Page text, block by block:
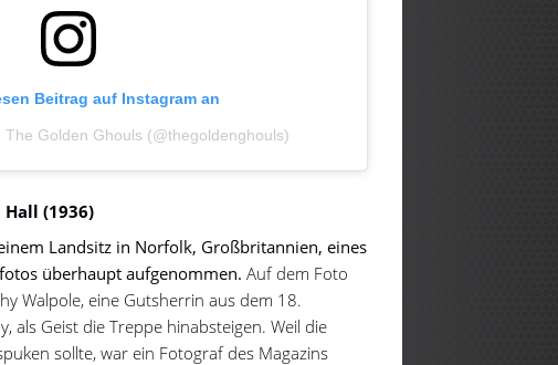
Beitrag auf Instagram an
The Golden Ghouls (@thegoldenghouls)
(1936)
Landsitz in Norfolk, Großbritannien, eines
überhaupt aufgenommen.Auf dem Foto
Walpole, eine Gutsherrin aus dem 18.
als Geist die Treppe hinabsteigen. Weil die
sollte, war ein Fotograf des Magazins